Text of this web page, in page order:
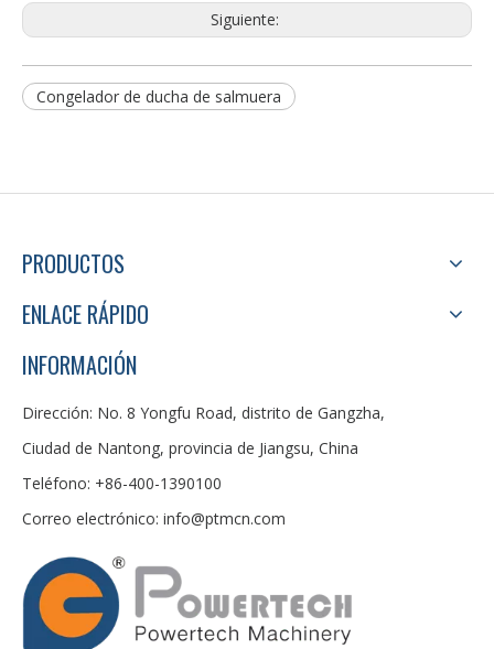
Siguiente:
Congelador de ducha de salmuera
PRODUCTOS
ENLACE RÁPIDO
INFORMACIÓN
Dirección: No. 8 Yongfu Road, distrito de Gangzha,
Ciudad de Nantong, provincia de Jiangsu, China
Teléfono: +86-400-1390100
Correo electrónico: info@ptmcn.com